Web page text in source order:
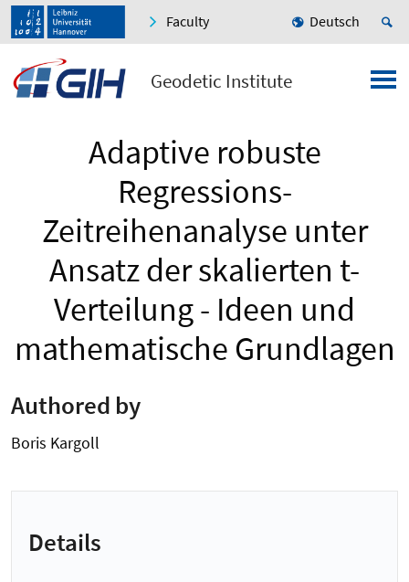
Faculty Deutsch
Geodetic Institute
Adaptive robuste
Regressions-
Zeitreihenanalyse unter
Ansatz der skalierten t-
Verteilung - Ideen und
mathematische Grundlagen
Authored by
Boris Kargoll
Details